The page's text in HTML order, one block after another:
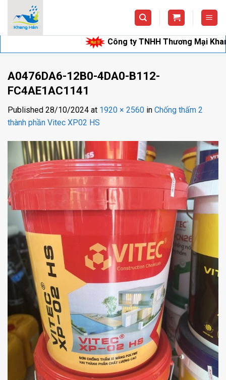
content
Công ty TNHH Thương Mại
A0476DA6-12B0-4DA0-B112-
FC4AE1AC1141
Published 28/10/2024 at 1920 × 2560 in Chống thấm 2
thành phần Vitec XP02 HS